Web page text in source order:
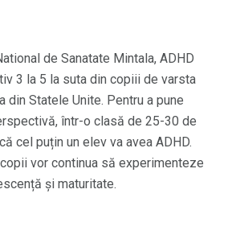
de Sanatate Mintala, ADHD
3 la 5 la suta din copiii de varsta
din Statele Unite. Pentru a pune
într-o clasă de 25-30 de
cel puțin un elev va avea ADHD.
vor continua să experimenteze
și maturitate.